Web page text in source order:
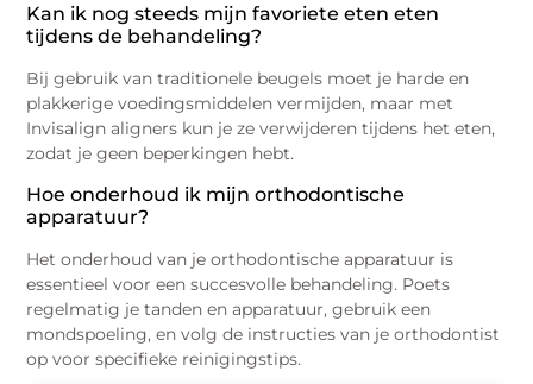
Kan ik nog steeds mijn favoriete eten eten
tijdens de behandeling?
Bij gebruik van traditionele beugels moet je harde en
plakkerige voedingsmiddelen vermijden, maar met
Invisalign aligners kun je ze verwijderen tijdens het eten,
zodat je geen beperkingen hebt.
Hoe onderhoud ik mijn orthodontische
apparatuur?
Het onderhoud van je orthodontische apparatuur is
essentieel voor een succesvolle behandeling. Poets
regelmatig je tanden en apparatuur, gebruik een
mondspoeling, en volg de instructies van je orthodontist
op voor specifieke reinigingstips.